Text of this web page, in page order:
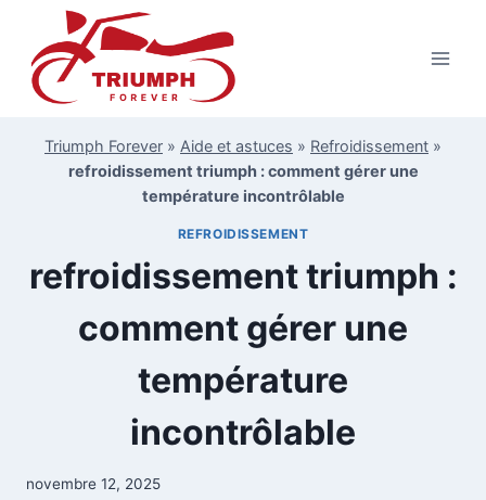
contenu
Triumph Forever » Aide et astuces » Refroidissement »
refroidissement triumph : comment gérer une
température incontrôlable
REFROIDISSEMENT
refroidissement triumph :
comment gérer une
température
incontrôlable
novembre 12, 2025